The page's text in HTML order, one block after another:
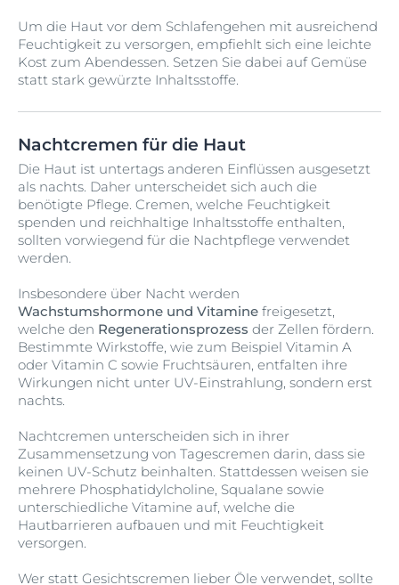
Um die Haut vor dem Schlafengehen mit ausreichend
Feuchtigkeit zu versorgen, empfiehlt sich eine leichte
Kost zum Abendessen. Setzen Sie dabei auf Gemüse
statt stark gewürzte Inhaltsstoffe.
Nachtcremen für die Haut
Die Haut ist untertags anderen Einflüssen ausgesetzt
als nachts. Daher unterscheidet sich auch die
benötigte Pflege. Cremen, welche Feuchtigkeit
spenden und reichhaltige Inhaltsstoffe enthalten,
sollten vorwiegend für die Nachtpflege verwendet
werden.
Insbesondere über Nacht werden
Wachstumshormone und Vitamine freigesetzt,
welche den Regenerationsprozess der Zellen fördern.
Bestimmte Wirkstoffe, wie zum Beispiel Vitamin A
oder Vitamin C sowie Fruchtsäuren, entfalten ihre
Wirkungen nicht unter UV-Einstrahlung, sondern erst
nachts.
Nachtcremen unterscheiden sich in ihrer
Zusammensetzung von Tagescremen darin, dass sie
keinen UV-Schutz beinhalten. Stattdessen weisen sie
mehrere Phosphatidylcholine, Squalane sowie
unterschiedliche Vitamine auf, welche die
Hautbarrieren aufbauen und mit Feuchtigkeit
versorgen.
Wer statt Gesichtscremen lieber Öle verwendet, sollte